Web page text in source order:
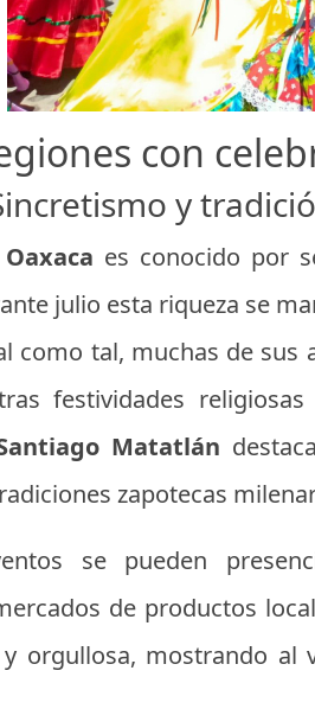
con
y
Oaxaca es conocido por
julio esta riqueza se
como tal, muchas de sus
festividades
Matatlán
zapotecas
se pueden
de productos
orgullosa, mostrando al